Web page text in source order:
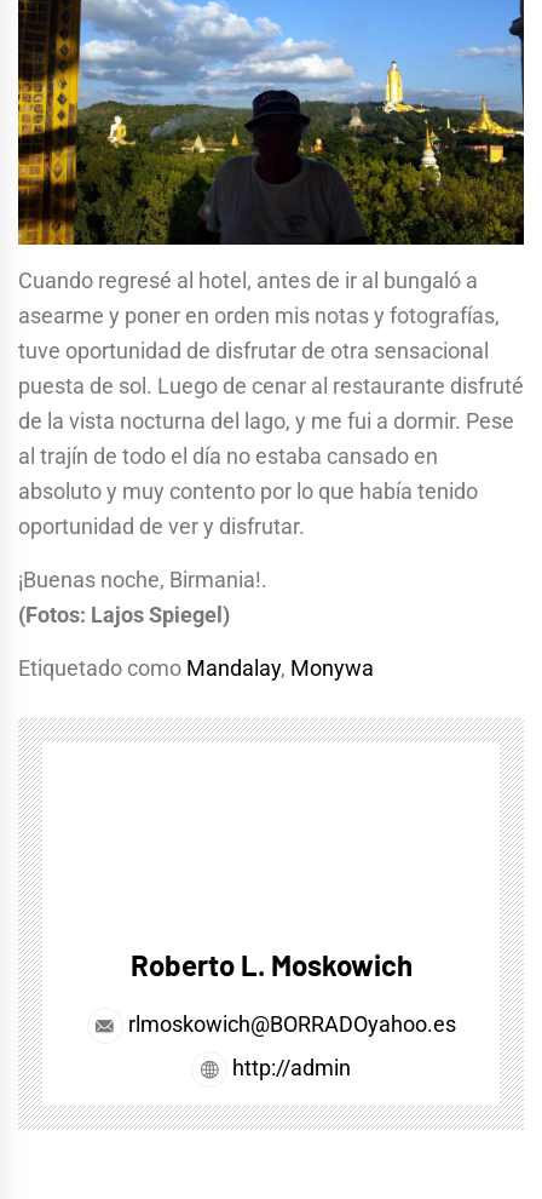
Cuando regresé al hotel, antes de ir al bungaló a
asearme y poner en orden mis notas y fotografías,
tuve oportunidad de disfrutar de otra sensacional
puesta de sol. Luego de cenar al restaurante disfruté
de la vista nocturna del lago, y me fui a dormir. Pese
al trajín de todo el día no estaba cansado en
absoluto y muy contento por lo que había tenido
oportunidad de ver y disfrutar.
¡Buenas noche, Birmania!.
(Fotos: Lajos Spiegel)
Etiquetado como Mandalay, Monywa
Roberto L. Moskowich
rlmoskowich@BORRADOyahoo.es
http://admin